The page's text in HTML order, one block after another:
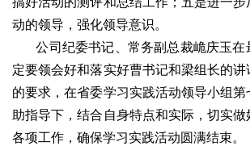
动的领导，强化领导意识。
公司纪委书记、常务副总裁峗庆玉在
定要领会好和落实好曹书记和梁组长的
的要求，在省委学习实践活动领导小组
助指导下，结合自身特点和实际，切实
各项工作，确保学习实践活动圆满结束。